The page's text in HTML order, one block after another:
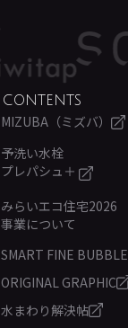
CONTENTS
MIZUBA（ミズバ）
予洗い水栓
プレパシュ＋
みらいエコ住宅2026
事業について
SMART FINE BUBBLE
ORIGINAL GRAPHIC
水まわり解決帖